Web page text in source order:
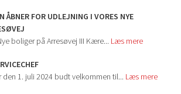
ÅBNER FOR UDLEJNING I VORES NYE
boliger på Arresøvej III Kære... Læs mere
1. juli 2024 budt velkommen til... Læs mere